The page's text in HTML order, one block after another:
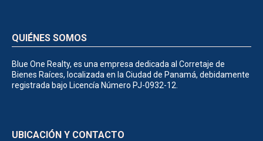
QUIÉNES SOMOS
Blue One Realty, es una empresa dedicada al Corretaje de
Bienes Raíces, localizada en la Ciudad de Panamá, debidamente
registrada bajo Licencía Número PJ-0932-12.
UBICACIÓN Y CONTACTO